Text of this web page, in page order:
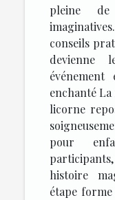
pleine de
conseils
devienne
enchanté La
licorne
pour
histoire
étape